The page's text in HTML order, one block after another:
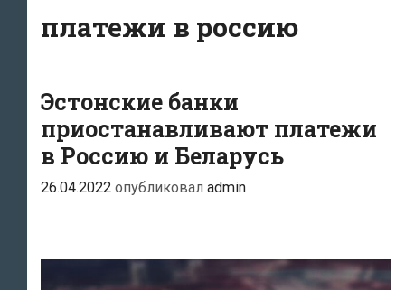
платежи в россию
Эстонские банки
приостанавливают платежи
в Россию и Беларусь
26.04.2022 опубликовал admin